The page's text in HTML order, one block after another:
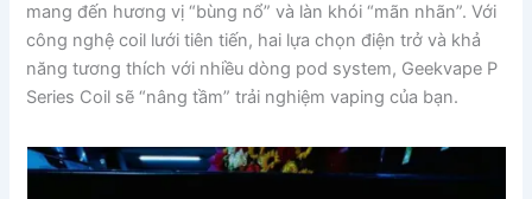
mang đến hương vị “bùng nổ” và làn khói “mãn nhãn”. Với
công nghệ coil lưới tiên tiến, hai lựa chọn điện trở và khả
năng tương thích với nhiều dòng pod system, Geekvape P
Series Coil sẽ “nâng tầm” trải nghiệm vaping của bạn.